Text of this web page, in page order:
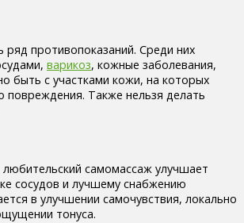
ряд противопоказаний. Среди них
варикоз, кожные заболевания,
быть с участками кожи, на которых
Также нельзя делать
самомассаж улучшает
сосудов и лучшему снабжению
в улучшении самочувствия, локально
тонуса.